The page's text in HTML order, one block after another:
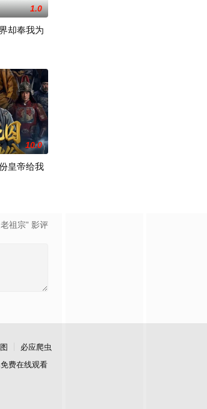
1.0
却奉我为
10.0
皇帝给我
祖宗” 影评
必应爬虫
费在线观看